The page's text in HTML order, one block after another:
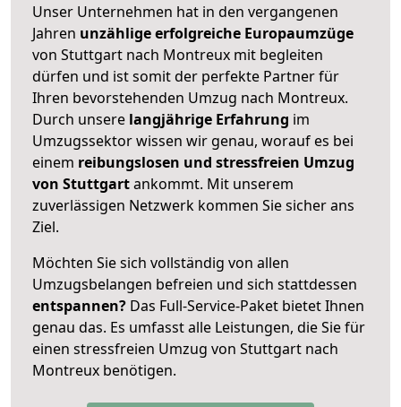
Unser Unternehmen hat in den vergangenen
Jahren unzählige erfolgreiche Europaumzüge
von Stuttgart nach Montreux mit begleiten
dürfen und ist somit der perfekte Partner für
Ihren bevorstehenden Umzug nach Montreux.
Durch unsere langjährige Erfahrung im
Umzugssektor wissen wir genau, worauf es bei
einem reibungslosen und stressfreien Umzug
von Stuttgartankommt. Mit unserem
zuverlässigen Netzwerk kommen Sie sicher ans
Ziel.
Möchten Sie sich vollständig von allen
Umzugsbelangen befreien und sich stattdessen
entspannen? Das Full-Service-Paket bietet Ihnen
genau das. Es umfasst alle Leistungen, die Sie für
einen stressfreien Umzug von Stuttgart nach
Montreux benötigen.